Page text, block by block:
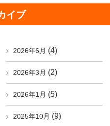
イブ
2026年6月 (4)
2026年3月 (2)
2026年1月 (5)
2025年10月 (9)